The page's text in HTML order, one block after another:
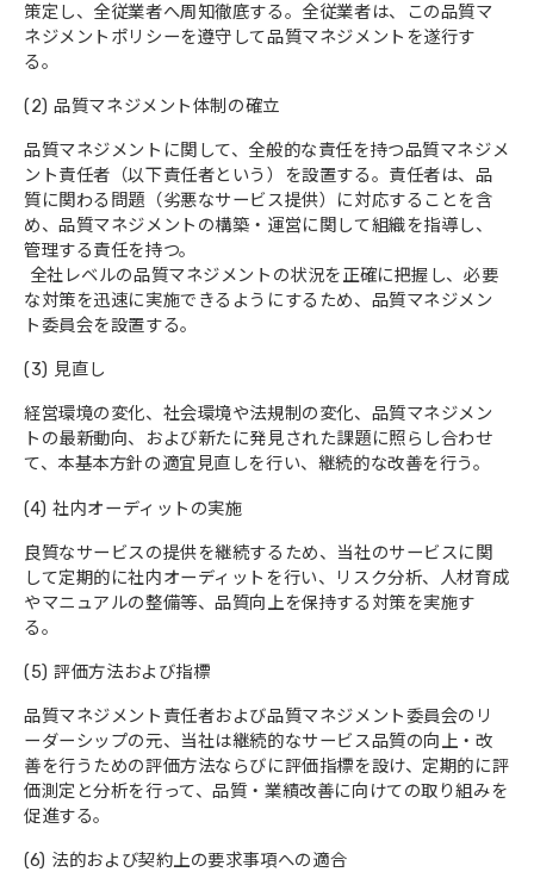
策定し、全従業者へ周知徹底する。全従業者は、この品質マ
ネジメントポリシーを遵守して品質マネジメントを遂行す
る。
(2) 品質マネジメント体制の確立
品質マネジメントに関して、全般的な責任を持つ品質マネジメ
ント責任者（以下責任者という）を設置する。責任者は、品
質に関わる問題（劣悪なサービス提供）に対応することを含
め、品質マネジメントの構築・運営に関して組織を指導し、
管理する責任を持つ。
全社レベルの品質マネジメントの状況を正確に把握し、必要
な対策を迅速に実施できるようにするため、品質マネジメン
ト委員会を設置する。
(3) 見直し
経営環境の変化、社会環境や法規制の変化、品質マネジメン
トの最新動向、および新たに発見された課題に照らし合わせ
て、本基本方針の適宜見直しを行い、継続的な改善を行う。
(4) 社内オーディットの実施
良質なサービスの提供を継続するため、当社のサービスに関
して定期的に社内オーディットを行い、リスク分析、人材育成
やマニュアルの整備等、品質向上を保持する対策を実施す
る。
(5) 評価方法および指標
品質マネジメント責任者および品質マネジメント委員会のリ
ーダーシップの元、当社は継続的なサービス品質の向上・改
善を行うための評価方法ならびに評価指標を設け、定期的に評
価測定と分析を行って、品質・業績改善に向けての取り組みを
促進する。
(6) 法的および契約上の要求事項への適合